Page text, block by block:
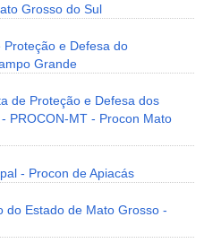
Grosso do Sul
e Defesa do
Grande
de Proteção e Defesa dos
PROCON-MT - Procon Mato
- Procon de Apiacás
do Estado de Mato Grosso -